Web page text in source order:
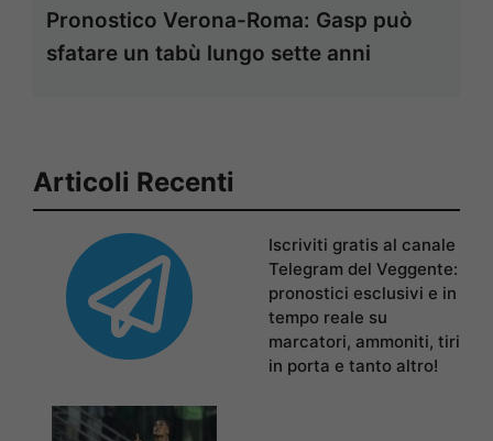
Pronostico Verona-Roma: Gasp può
sfatare un tabù lungo sette anni
Articoli Recenti
Iscriviti gratis al canale
Telegram del Veggente:
pronostici esclusivi e in
tempo reale su
marcatori, ammoniti, tiri
in porta e tanto altro!